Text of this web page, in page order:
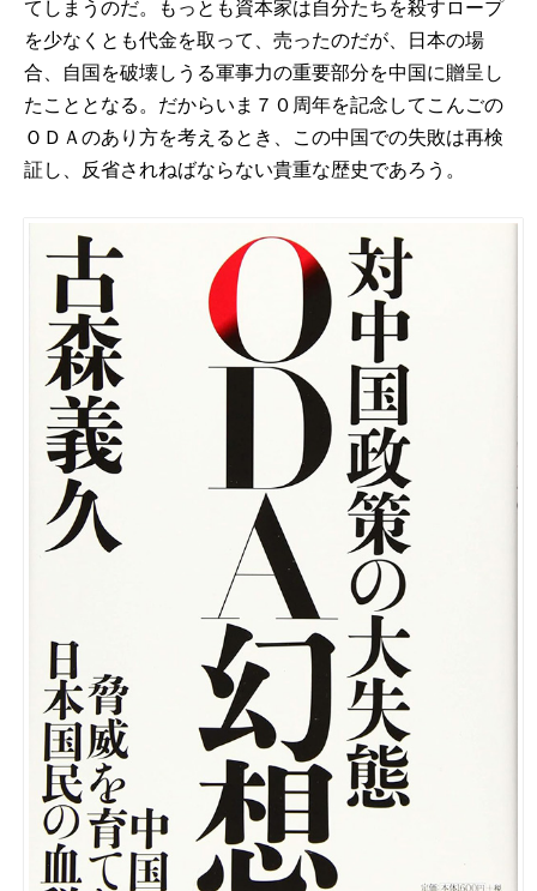
てしまうのだ。もっとも資本家は自分たちを殺すロープ
を少なくとも代金を取って、売ったのだが、日本の場
合、自国を破壊しうる軍事力の重要部分を中国に贈呈し
たこととなる。だからいま７０周年を記念してこんごの
ＯＤＡのあり方を考えるとき、この中国での失敗は再検
証し、反省されねばならない貴重な歴史であろう。